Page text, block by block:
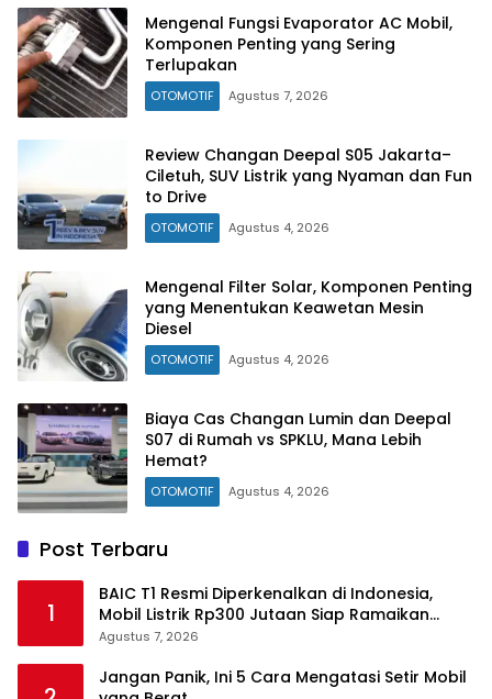
Mengenal Fungsi Evaporator AC Mobil,
Komponen Penting yang Sering
Terlupakan
OTOMOTIF Agustus 7, 2026
Review Changan Deepal S05 Jakarta–
Ciletuh, SUV Listrik yang Nyaman dan Fun
to Drive
OTOMOTIF Agustus 4, 2026
Mengenal Filter Solar, Komponen Penting
yang Menentukan Keawetan Mesin
Diesel
OTOMOTIF Agustus 4, 2026
Biaya Cas Changan Lumin dan Deepal
S07 di Rumah vs SPKLU, Mana Lebih
Hemat?
OTOMOTIF Agustus 4, 2026
Post Terbaru
1
BAIC T1 Resmi Diperkenalkan di Indonesia,
Mobil Listrik Rp300 Jutaan Siap Ramaikan
Pasar EV
Agustus 7, 2026
Jangan Panik, Ini 5 Cara Mengatasi Setir Mobil